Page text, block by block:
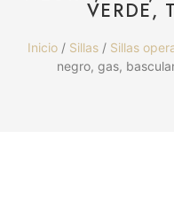
VERDE,
Inicio/ Sillas/ Sillas
negro, gas,